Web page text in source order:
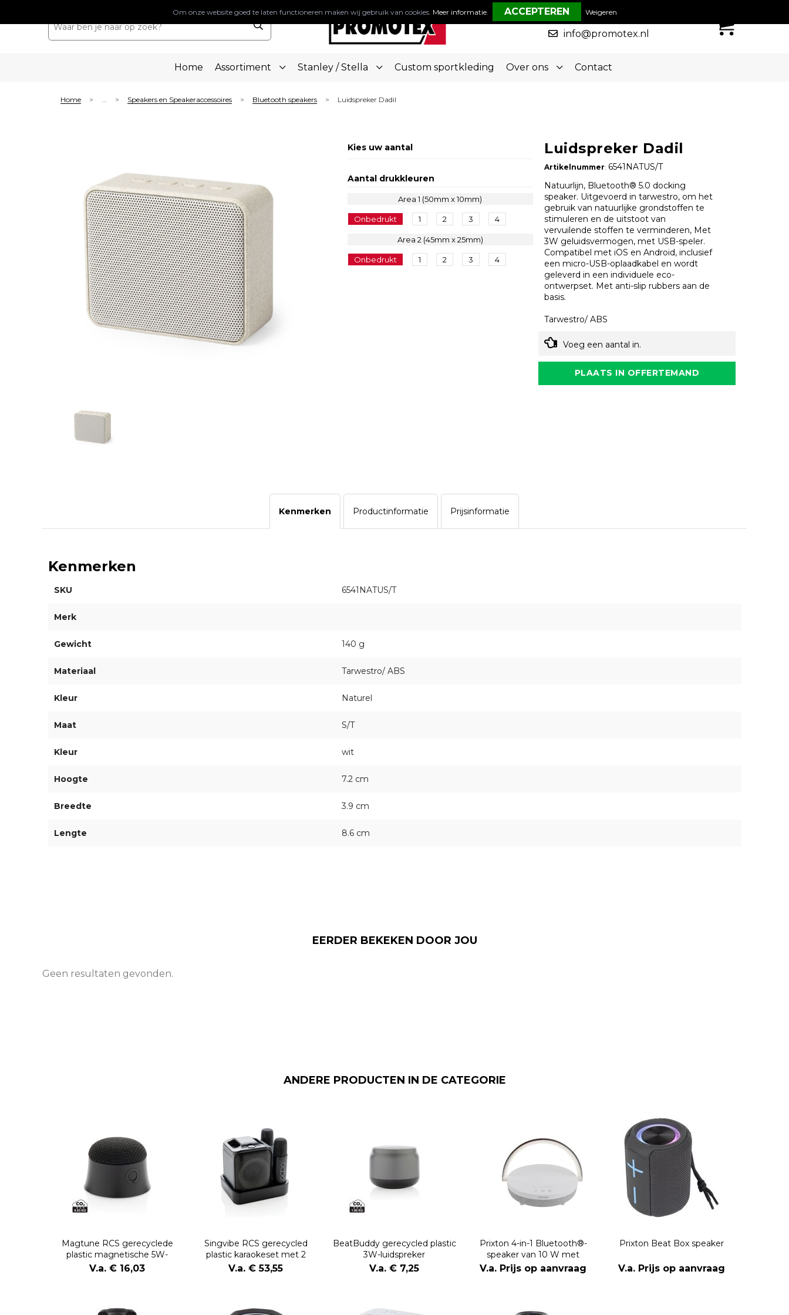
050-5773636
info@promotex.nl
Home Assortiment Stanley / Stella Custom sportkleding Over ons Contact
Home > ... > Speakers en Speakeraccessoires > Bluetooth speakers > Luidspreker Dadil
Kies uw aantal
Aantal drukkleuren
Area 1 (50mm x 10mm)
Onbedrukt 1 2 3 4
Area 2 (45mm x 25mm)
Onbedrukt 1 2 3 4
Luidspreker Dadil
Artikelnummer: 6541NATUS/T
Natuurlijn, Bluetooth® 5.0 docking
speaker. Uitgevoerd in tarwestro, om het
gebruik van natuurlijke grondstoffen te
stimuleren en de uitstoot van
vervuilende stoffen te verminderen, Met
3W geluidsvermogen, met USB-speler.
Compatibel met iOS en Android, inclusief
een micro-USB-oplaadkabel en wordt
geleverd in een individuele eco-
ontwerpset. Met anti-slip rubbers aan de
basis.
Tarwestro/ ABS
Voeg een aantal in.
PLAATS IN OFFERTEMAND
Kenmerken Productinformatie Prijsinformatie
Kenmerken
SKU 6541NATUS/T
Merk
Gewicht 140 g
Materiaal Tarwestro/ ABS
Kleur Naturel
Maat S/T
Kleur wit
Hoogte 7.2 cm
Breedte 3.9 cm
Lengte 8.6 cm
EERDER BEKEKEN DOOR JOU
Geen resultaten gevonden.
ANDERE PRODUCTEN IN DE CATEGORIE
Magtune RCS gerecyclede
plastic magnetische 5W-
luidspreker
V.a. € 16,03
Singvibe RCS gerecycled
plastic karaokeset met 2
microfoons
V.a. € 53,55
BeatBuddy gerecycled plastic
3W-luidspreker
V.a. € 7,25
Prixton 4-in-1 Bluetooth®-
speaker van 10 W met
ledverlichting en draadloos
oplaadstation
V.a. Prijs op aanvraag
Prixton Beat Box speaker
V.a. Prijs op aanvraag
Om onze website goed te laten functioneren maken wij gebruik van cookies. Meer informatie. Weigeren